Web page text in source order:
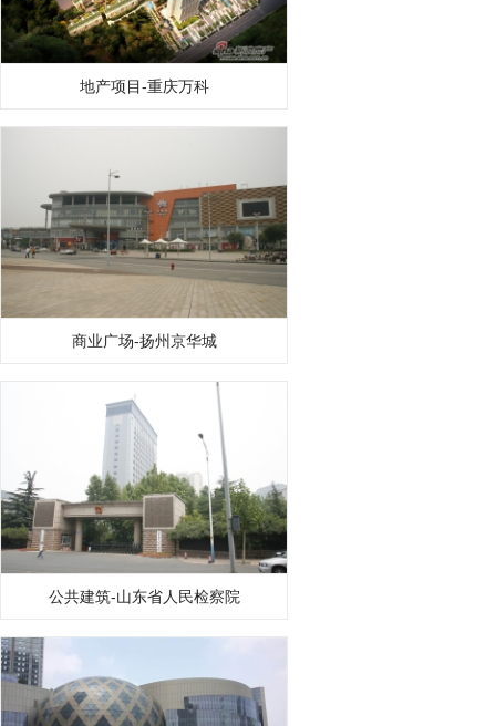
地产项目-重庆万科
商业广场-扬州京华城
公共建筑-山东省人民检察院